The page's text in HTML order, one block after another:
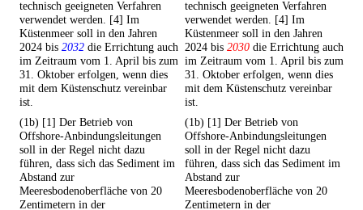
technisch geeigneten Verfahren
verwendet werden. [4] Im
Küstenmeer soll in den Jahren
2024 bis 2032 die Errichtung auch
im Zeitraum vom 1. April bis zum
31. Oktober erfolgen, wenn dies
mit dem Küstenschutz vereinbar
ist.
technisch geeigneten Verfahren
verwendet werden. [4] Im
Küstenmeer soll in den Jahren
2024 bis 2030 die Errichtung auch
im Zeitraum vom 1. April bis zum
31. Oktober erfolgen, wenn dies
mit dem Küstenschutz vereinbar
ist.
(1b) [1] Der Betrieb von
Offshore-Anbindungsleitungen
soll in der Regel nicht dazu
führen, dass sich das Sediment im
Abstand zur
Meeresbodenoberfläche von 20
Zentimetern in der
(1b) [1] Der Betrieb von
Offshore-Anbindungsleitungen
soll in der Regel nicht dazu
führen, dass sich das Sediment im
Abstand zur
Meeresbodenoberfläche von 20
Zentimetern in der